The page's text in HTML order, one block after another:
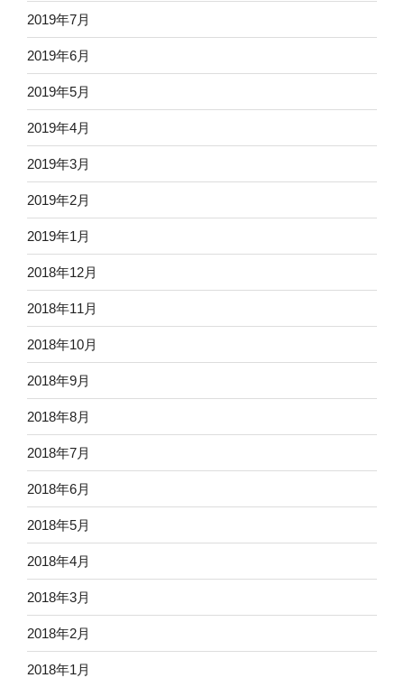
2019年7月
2019年6月
2019年5月
2019年4月
2019年3月
2019年2月
2019年1月
2018年12月
2018年11月
2018年10月
2018年9月
2018年8月
2018年7月
2018年6月
2018年5月
2018年4月
2018年3月
2018年2月
2018年1月